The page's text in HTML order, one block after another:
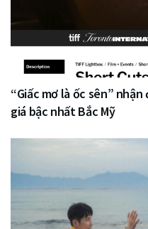
“Giấc mơ là ốc sên”
giá bậc nhất Bắc Mỹ